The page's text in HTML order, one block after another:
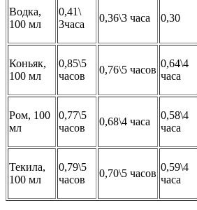
Водка,
100 мл
0,41\
3часа
0,36\3 часа 0,30
Коньяк,
100 мл
0,85\5
часов
0,76\5 часов
0,64\4
часа
Ром, 100
мл
0,77\5
часов
0,68\4 часа
0,58\4
часа
Текила,
100 мл
0,79\5
часов
0,70\5 часов
0,59\4
часа